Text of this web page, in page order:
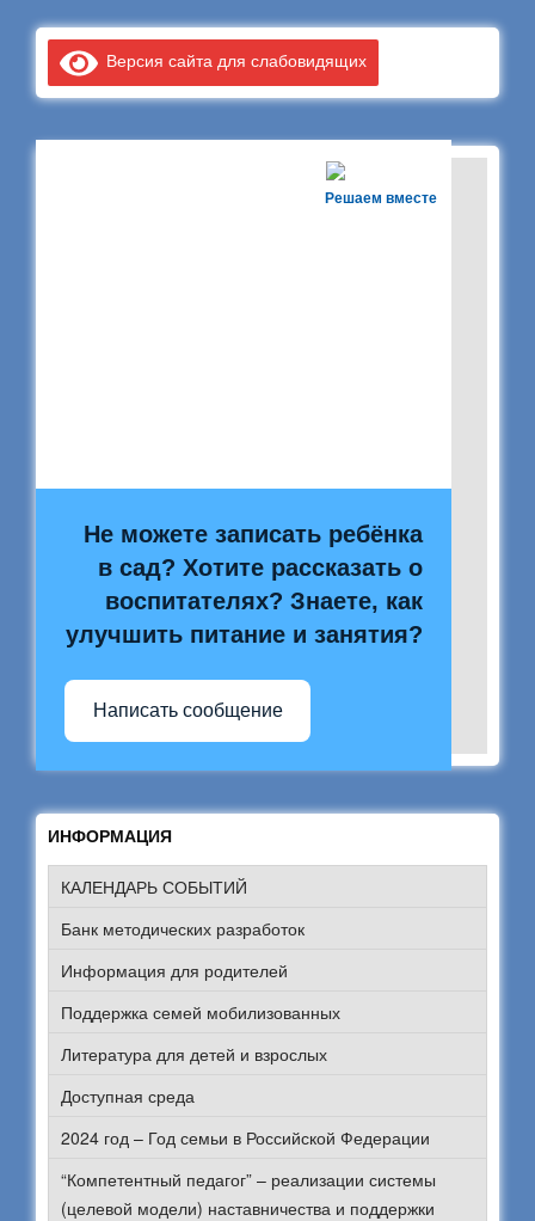
Версия сайта для слабовидящих
Решаем вместе
Не можете записать ребёнка
в сад? Хотите рассказать о
воспитателях? Знаете, как
улучшить питание и занятия?
Написать сообщение
ИНФОРМАЦИЯ
КАЛЕНДАРЬ СОБЫТИЙ
Банк методических разработок
Информация для родителей
Поддержка семей мобилизованных
Литература для детей и взрослых
Доступная среда
2024 год – Год семьи в Российской Федерации
“Компетентный педагог” – реализации системы
(целевой модели) наставничества и поддержки